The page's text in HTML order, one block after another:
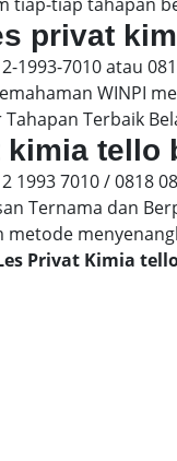
privat
1993-7010 atau
WINPI
Tahapan Terbaik
tello
1993 7010 / 0818
Ternama dan
Privat Kimia